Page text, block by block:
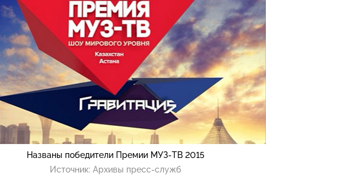
Названы победители Премии МУЗ-ТВ 2015
Источник: Архивы пресс-служб